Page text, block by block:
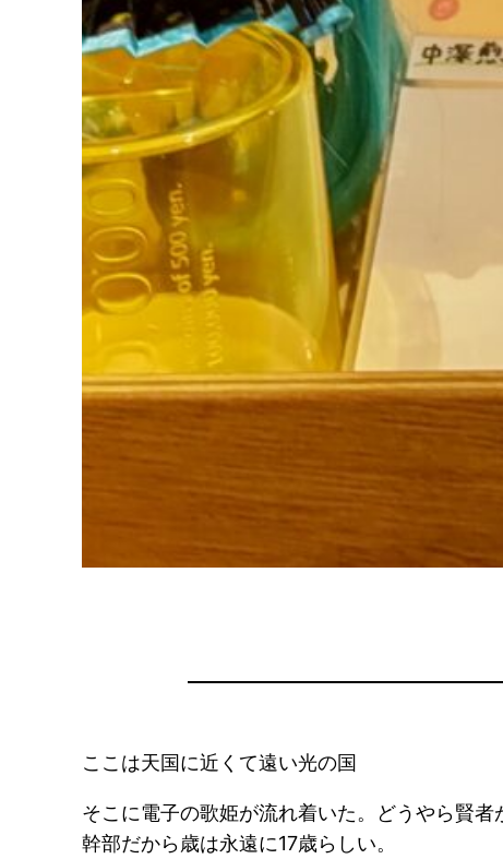
ここは天国に近くて遠い光の国
そこに電子の歌姫が流れ着いた。どうやら賢
幹部だから歳は永遠に17歳らしい。